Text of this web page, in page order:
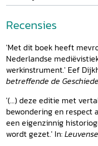
Recensies
'Met dit boek heeft
Nederlandse
werkinstrument.' Eef
betreffende de
'(...) deze editie met
bewondering en respect
een eigenzinnig
wordt gezet.' In: